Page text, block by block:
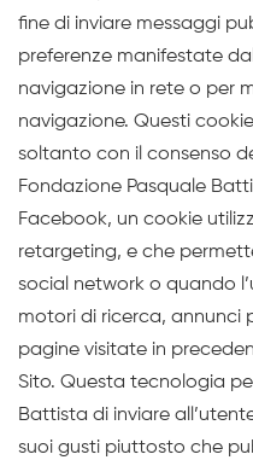
fine di inviare messaggi
preferenze manifestate
navigazione in rete o per
navigazione. Questi
soltanto con il consenso
Fondazione Pasquale
Facebook, un cookie
retargeting, e che
social network o quando
motori di ricerca, annunci
pagine visitate in
Sito. Questa tecnologia
Battista di inviare
suoi gusti piuttosto che